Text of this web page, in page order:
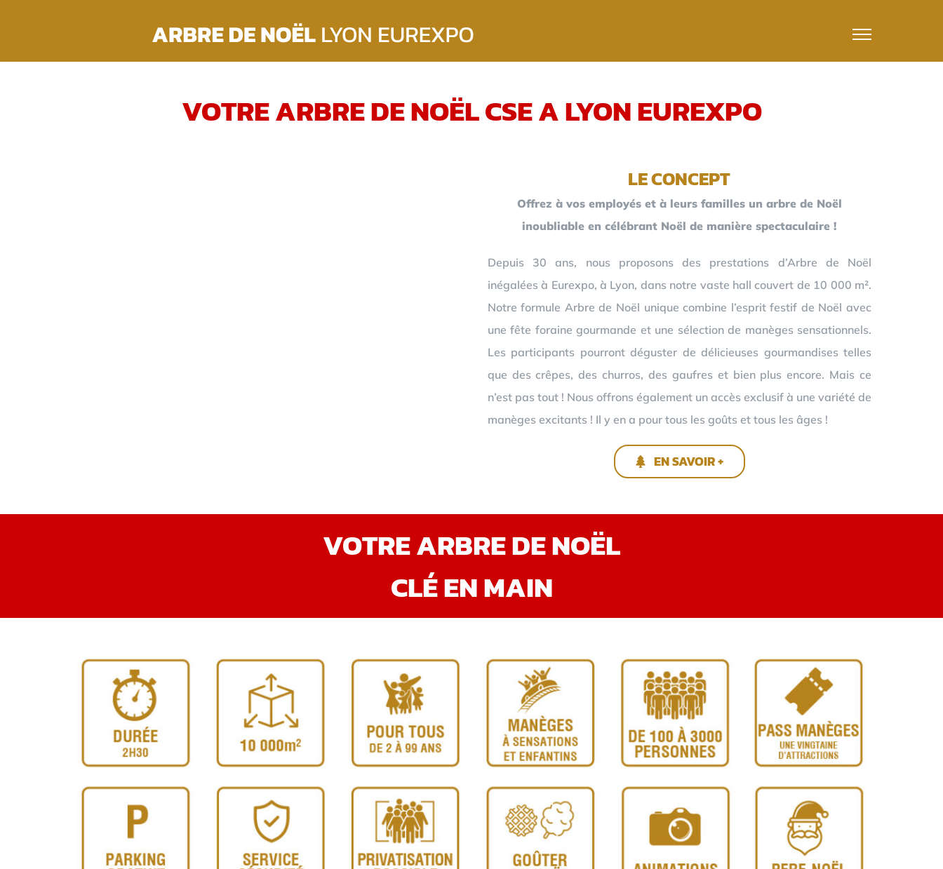
VOTRE ARBRE DE NOËL CSE A LYON EUREXPO
LE CONCEPT
Offrez à vos employés et à leurs familles un arbre de Noël
inoubliable en célébrant Noël de manière spectaculaire !
Depuis 30 ans, nous proposons des prestations d’Arbre de Noël
inégalées à Eurexpo, à Lyon, dans notre vaste hall couvert de 10 000 m².
Notre formule Arbre de Noël unique combine l’esprit festif de Noël avec
une fête foraine gourmande et une sélection de manèges sensationnels.
Les participants pourront déguster de délicieuses gourmandises telles
que des crêpes, des churros, des gaufres et bien plus encore. Mais ce
n’est pas tout ! Nous offrons également un accès exclusif à une variété de
manèges excitants ! Il y en a pour tous les goûts et tous les âges !
EN SAVOIR +
VOTRE ARBRE DE NOËL
CLÉ EN MAIN